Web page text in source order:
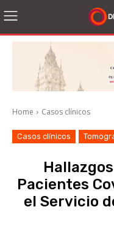
Home Casos clínicos
Casos clínicos
Pacientes
el Servicio